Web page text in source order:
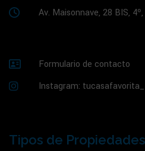
Av. Maisonnave, 28 BIS,
Formulario de contacto
Instagram: tucasafavorita_
Tipos de Propiedades